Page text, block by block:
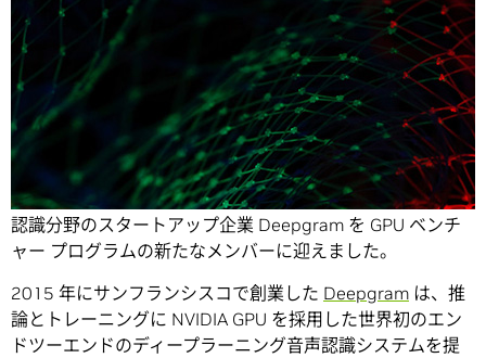
Share
AI エコシステムが拡大の一途をたどる中、NVIDIA は、音声
認識分野のスタートアップ企業 Deepgram を GPU ベンチ
ャー プログラムの新たなメンバーに迎えました。
2015 年にサンフランシスコで創業した Deepgram は、推
論とトレーニングに NVIDIA GPU を採用した世界初のエン
ドツーエンドのディープラーニング音声認識システムを提